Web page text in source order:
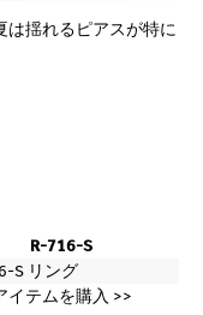
は揺れるピアスが特に
R-716-S
イテムを購入 >>